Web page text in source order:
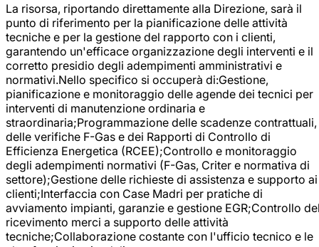
La risorsa, riportando direttamente alla Direzione, sarà il
punto di riferimento per la pianificazione delle attività
tecniche e per la gestione del rapporto con i clienti,
garantendo un'efficace organizzazione degli interventi e il
corretto presidio degli adempimenti amministrativi e
normativi.Nello specifico si occuperà di:Gestione,
pianificazione e monitoraggio delle agende dei tecnici per
interventi di manutenzione ordinaria e
straordinaria;Programmazione delle scadenze contrattuali,
delle verifiche F-Gas e dei Rapporti di Controllo di
Efficienza Energetica (RCEE);Controllo e monitoraggio
degli adempimenti normativi (F-Gas, Criter e normativa di
settore);Gestione delle richieste di assistenza e supporto ai
clienti;Interfaccia con Case Madri per pratiche di
avviamento impianti, garanzie e gestione EGR;Controllo
ricevimento merci a supporto delle attività
tecniche;Collaborazione costante con l'ufficio tecnico e le